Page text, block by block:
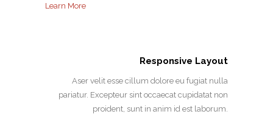
Learn More
Responsive Layout
Aser velit esse cillum dolore eu fugiat nulla
pariatur. Excepteur sint occaecat cupidatat non
proident, sunt in anim id est laborum.